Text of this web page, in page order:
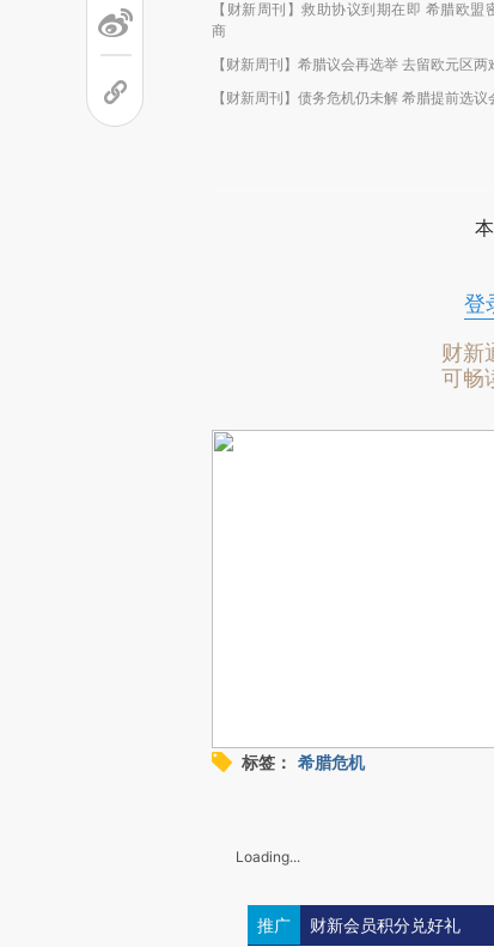
【财新周刊】救助协议到期在即 希腊欧盟
商
【财新周刊】希腊议会再选举 去留欧元区两
【财新周刊】债务危机仍未解 希腊提前选议
登
财新
可畅
标签： 希腊危机
Loading...
推广 财新会员积分兑好礼